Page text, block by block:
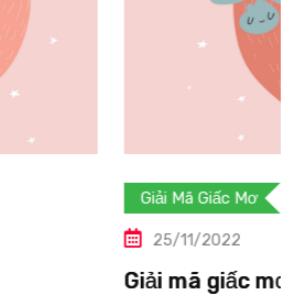
mơ liên quan đến “Vượn”.